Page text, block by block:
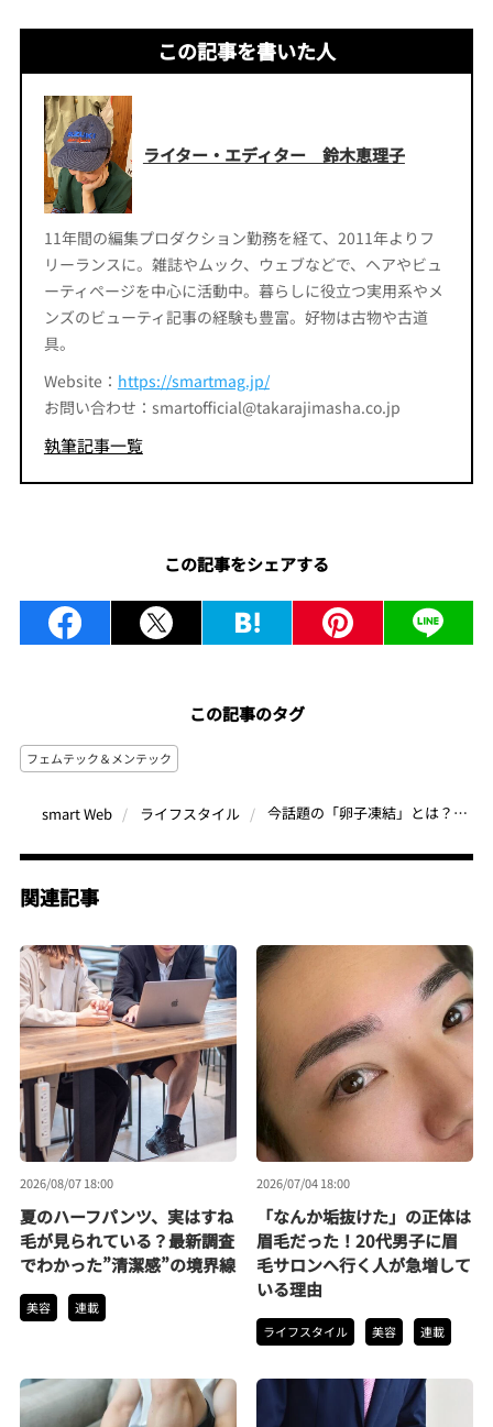
この記事を書いた人
ライター・エディター 鈴木恵理子
11年間の編集プロダクション勤務を経て、2011年よりフ
リーランスに。雑誌やムック、ウェブなどで、ヘアやビュ
ーティページを中心に活動中。暮らしに役立つ実用系やメ
ンズのビューティ記事の経験も豊富。好物は古物や古道
具。
Website： https://smartmag.jp/
お問い合わせ：smartofficial@takarajimasha.co.jp
執筆記事一覧
この記事をシェアする
この記事のタグ
フェムテック＆メンテック
smart Web ライフスタイル 今話題の「卵子凍結」とは？費用、メリット・デメリット、妊娠率は？【産婦人科医が徹底解説】
関連記事
2026/08/07 18:00
夏のハーフパンツ、実はすね
毛が見られている？最新調査
でわかった”清潔感”の境界線
美容 連載
2026/07/04 18:00
「なんか垢抜けた」の正体は
眉毛だった！20代男子に眉
毛サロンへ行く人が急増して
いる理由
ライフスタイル 美容 連載